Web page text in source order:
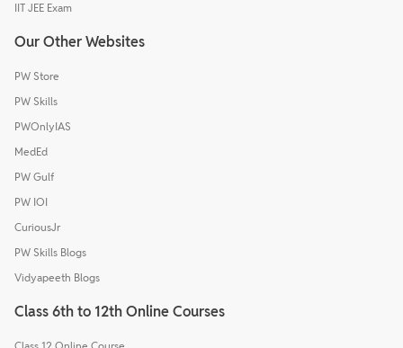
IIT JEE Exam
Our Other Websites
PW Store
PW Skills
PWOnlyIAS
MedEd
PW Gulf
PW IOI
CuriousJr
PW Skills Blogs
Vidyapeeth Blogs
Class 6th to 12th Online Courses